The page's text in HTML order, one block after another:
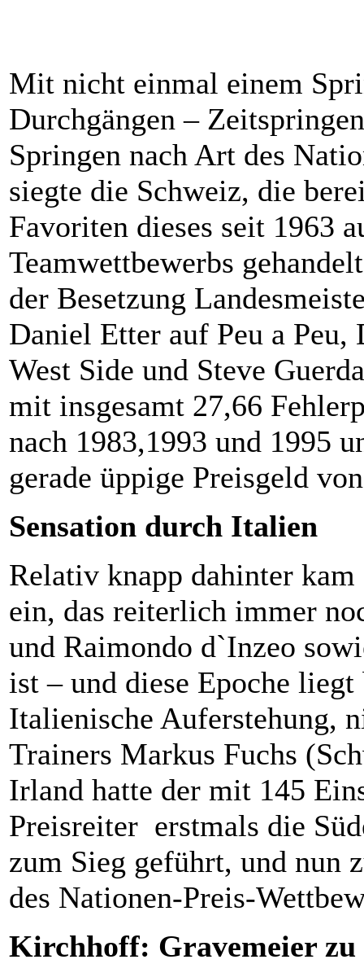
Mit nicht einmal einem
Durchgängen –
Springen nach Art des
siegte die Schweiz, die
Favoriten dieses seit 1963
Teamwettbewerbs
der Besetzung
Daniel Etter auf Peu a
West Side und Steve
mit insgesamt 27,66
nach 1983,1993 und 1995
gerade üppige Preisgeld
Sensation durch Italien
Relativ knapp dahinter
ein, das reiterlich immer
und Raimondo d`Inzeo
ist – und diese Epoche
Italienische Auferstehung,
Trainers Markus Fuchs
Irland hatte der mit 145
Preisreiter erstmals die
zum Sieg geführt, und nun
des Nationen-Preis-
Kirchhoff: Gravemeier